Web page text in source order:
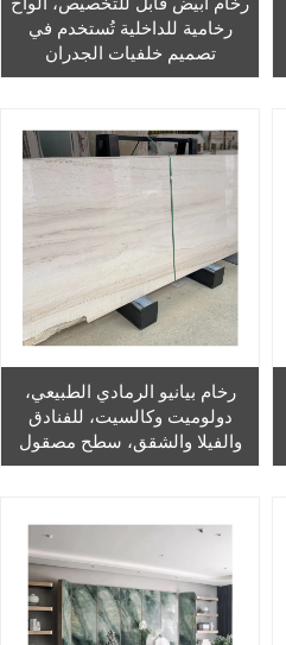
رخامية للداخلية تُستخدم في
تصميم خلفيات الجدران
والأرضيات والسلالم وحمامات
في الفيلات والفنادق
رخام بيانيو الرمادي الطبيعي،
دولوميت وكالسيت، للفنادق
والفيلا والشقق، سطح مصقول